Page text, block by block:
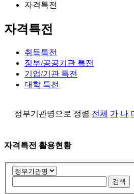
자격특전
자격특전
취득특전
정부/공공기관 특전
기업/기관 특전
대학 특전
정부기관명으로 정렬 전체 가 나
자격특전 활용현황